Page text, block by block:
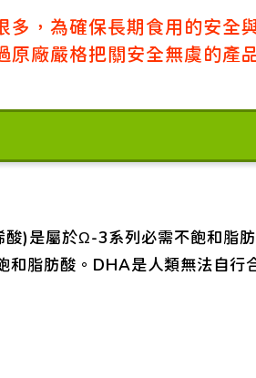
多，為確保長期食用的安全
原廠嚴格把關安全無虞的產
是屬於Ω-3系列必需不飽和脂肪
脂肪酸。DHA是人類無法自行